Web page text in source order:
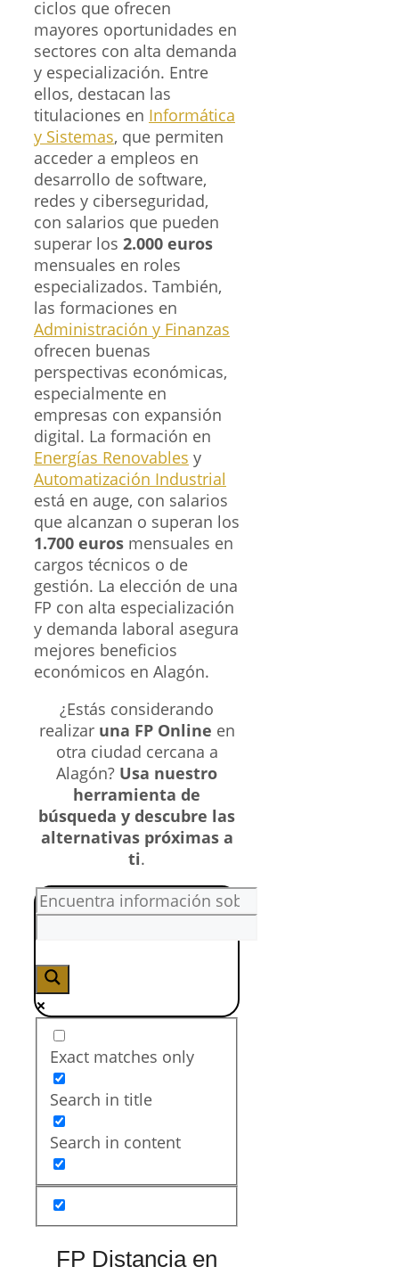
ciclos que ofrecen
mayores oportunidades en
sectores con alta demanda
y especialización. Entre
ellos, destacan las
titulaciones en Informática
y Sistemas, que permiten
acceder a empleos en
desarrollo de software,
redes y ciberseguridad,
con salarios que pueden
superar los 2.000 euros
mensuales en roles
especializados. También,
las formaciones en
Administración y Finanzas
ofrecen buenas
perspectivas económicas,
especialmente en
empresas con expansión
digital. La formación en
Energías Renovables y
Automatización Industrial
está en auge, con salarios
que alcanzan o superan los
1.700 euros mensuales en
cargos técnicos o de
gestión. La elección de una
FP con alta especialización
y demanda laboral asegura
mejores beneficios
económicos en Alagón.
¿Estás considerando
realizar una FP Online en
otra ciudad cercana a
Alagón? Usa nuestro
herramienta de
búsqueda y descubre las
alternativas próximas a
ti.
Exact matches only
Search in title
Search in content
FP Distancia en